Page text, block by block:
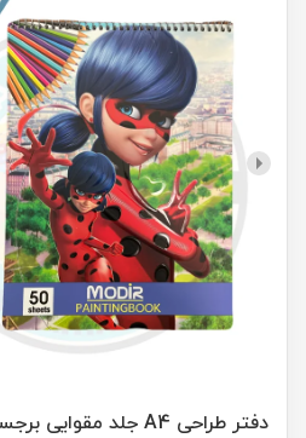
دفتر طراحی A4 جلد مقوایی برجسته مدیر